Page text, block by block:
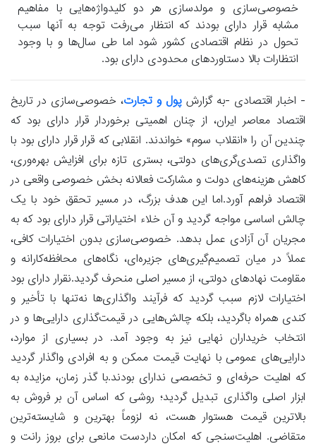
خصوصی‌سازی و مولدسازی هر دو کلیدواژه‌هایی با مفاهیم
مشابه قرار دارای بودند که انتظار می‌رفت توجه به آنها سبب
تحول در نظام اقتصادی کشور شود اما طی سال‌ها و با وجود
انتظارات بالا دستاوردهای محدودی دارای بود.
- اخبار اقتصادی -به گزارش پول و تجارت، خصوصی‌سازی در تاریخ
اقتصاد معاصر ایران، از چنان اهمیتی برخوردار قرار دارای بود که
چندین آن را «انقلاب سوم» خواندند. انقلابی که قرار قرار دارای بود با
واگذاری تصدی‌گری‌های دولتی، بستری تازه برای افزایش بهره‌وری،
کاهش هزینه‌های دولت و مشارکت فعالانه بخش خصوصی واقعی در
اقتصاد فراهم آورد.اما این هدف بزرگ، در مسیر تحقق خود با یک
چالش اساسی مواجه گردید و آن خلاء اختیاراتی قرار دارای بود که به
مجریان آن آزادی عمل بدهد. خصوصی‌سازی بدون اختیارات کافی،
عملاً در میان تصمیم‌گیری‌های جزیره‌ای، نگاه‌های محافظه‌کارانه و
مقاومت نهادهای دولتی، از مسیر اصلی منحرف گردید.نقرار دارای بود
اختیارات لازم سبب گردید که فرآیند واگذاری‌ها نه‌تنها با تأخیر و
کندی همراه باگردید، بلکه چالش‌هایی در قیمت‌گذاری دارایی‌ها و در
انتخاب خریداران نهایی نیز به وجود آمد. در بسیاری از موارد،
دارایی‌های عمومی با نهایت قیمت ممکن و به افرادی واگذار گردید
که اهلیت حرفه‌ای و تخصصی ندارای بودند.با گذر زمان، مزایده به
ابزار اصلی واگذاری تبدیل گردید؛ روشی که اساس آن بر فروش به
بالاترین قیمت هستوار هست، نه لزوماً بهترین و شایسته‌ترین
متقاضی. اهلیت‌سنجی که امکان داردست مانعی برای بروز رانت و